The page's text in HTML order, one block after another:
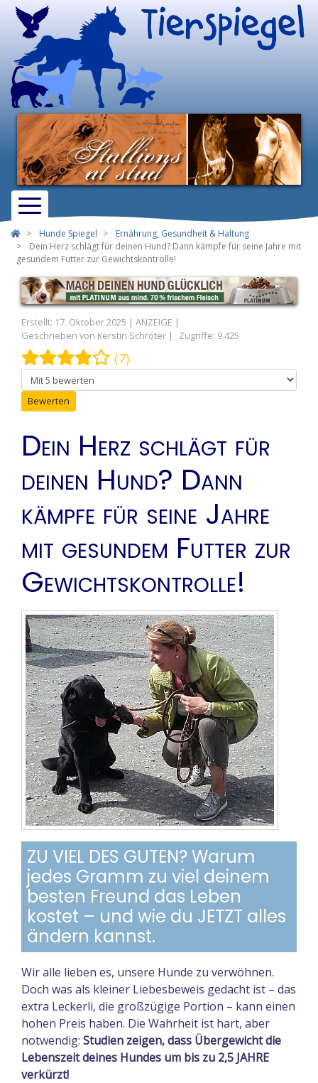
Hunde Spiegel
Ernährung, Gesundheit & Haltung
Dein Herz schlägt für deinen Hund? Dann kämpfe für seine Jahre mit
gesundem Futter zur Gewichtskontrolle!
Erstellt: 17. Oktober 2025
Geschrieben von Kerstin Schröter Zugriffe: 9.425
Bewertung:4/5 (7)
Bitte bewerten
Dein Herz schlägt für
deinen Hund? Dann
kämpfe für seine Jahre
mit gesundem Futter zur
Gewichtskontrolle!
ZU VIEL DES GUTEN? Warum
jedes Gramm zu viel deinem
besten Freund das Leben
kostet – und wie du JETZT alles
ändern kannst.
Wir alle lieben es, unsere Hunde zu verwöhnen.
Doch was als kleiner Liebesbeweis gedacht ist – das
extra Leckerli, die großzügige Portion – kann einen
hohen Preis haben. Die Wahrheit ist hart, aber
notwendig: Studien zeigen, dass Übergewicht die
Lebenszeit deines Hundes um bis zu 2,5 JAHRE
verkürzt!